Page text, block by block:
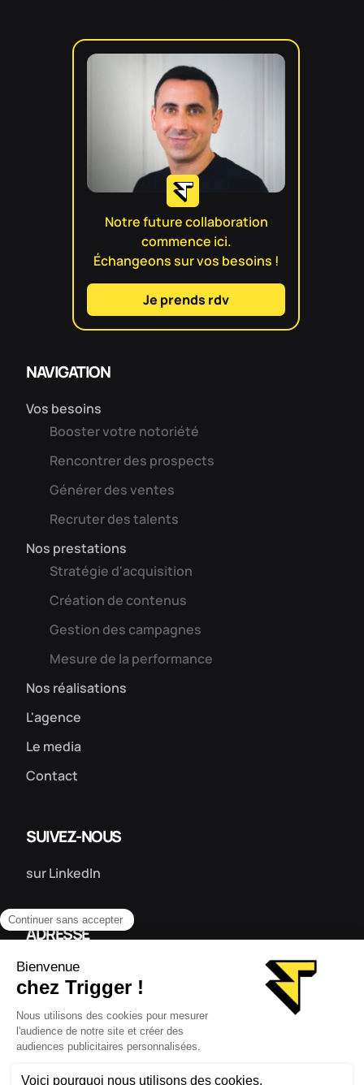
NAVIGATION
Vos besoins
Booster votre notoriété
Rencontrer des prospects
Générer des ventes
Recruter des talents
Nos prestations
Stratégie d'acquisition
Création de contenus
Gestion des campagnes
Mesure de la performance
Nos réalisations
L'agence
Le media
Contact
Notre future collaboration
commence ici.
Échangeons sur vos besoins !
Je prends rdv
SUIVEZ-NOUS
sur LinkedIn
ADRESSE
87 avenue de Lombez
31300 Toulouse